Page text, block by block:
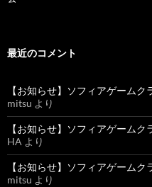
最近のコメント
【お知らせ】ソフィアゲーム
mitsu より
【お知らせ】ソフィアゲーム
HA より
【お知らせ】ソフィアゲーム
mitsu より